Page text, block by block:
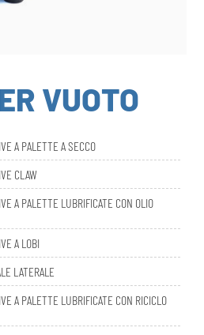
VUOTO
CLAW
A PALETTE LUBRIFICATE CON OLIO
A LOBI
LATERALE
A PALETTE LUBRIFICATE CON RICICLO